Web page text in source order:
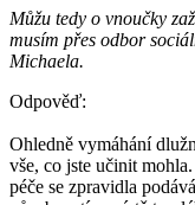
Můžu tedy o vnoučky
musím přes odbor
Michaela.
Odpověď:
Ohledně vymáhání
vše, co jste učinit
péče se zpravidla